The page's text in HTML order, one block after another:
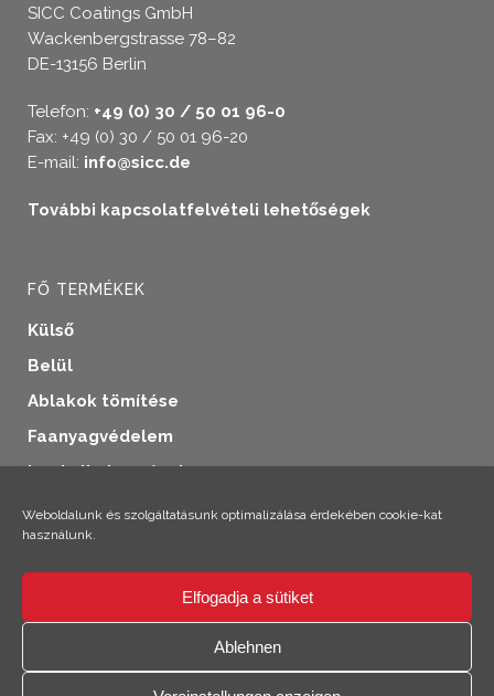
Weboldalunk és szolgáltatásunk optimalizálása érdekében cookie-kat
használunk.
Elfogadja a sütiket
Ablehnen
SICC Coatings GmbH
Wackenbergstrasse 78–82
DE-13156 Berlin
Telefon: +49 (0) 30 / 50 01 96-0
Fax: +49 (0) 30 / 50 01 96-20
E-mail: info@sicc.de
További kapcsolatfelvételi lehetőségek
FŐ TERMÉKEK
Külső
Belül
Ablakok tömítése
Faanyagvédelem
Ipari alkalmazások
További termékek
© 2026 SICC Coatings GmbH
Szia! Climo vagyok!